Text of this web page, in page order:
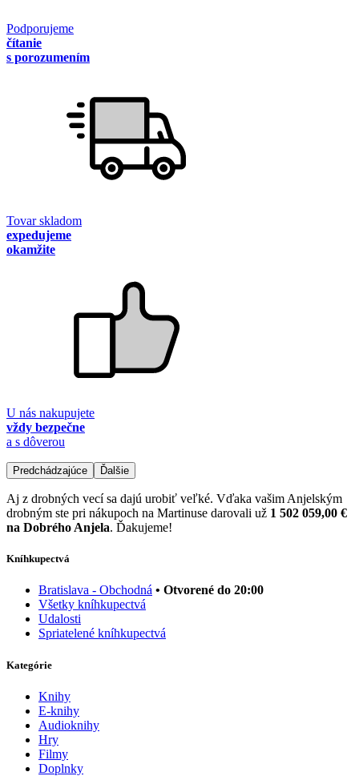
Podporujeme
čítanie
s porozumením
Tovar skladom
expedujeme
okamžite
U nás nakupujete
vždy bezpečne
a s dôverou
Predchádzajúce Ďalšie
Aj z drobných vecí sa dajú urobiť veľké. Vďaka vašim Anjelským
drobným ste pri nákupoch na Martinuse darovali už 1 502 059,00 €
na Dobrého Anjela. Ďakujeme!
Kníhkupectvá
Bratislava - Obchodná • Otvorené do 20:00
Všetky kníhkupectvá
Udalosti
Spriatelené kníhkupectvá
Kategórie
Knihy
E-knihy
Audioknihy
Hry
Filmy
Doplnky